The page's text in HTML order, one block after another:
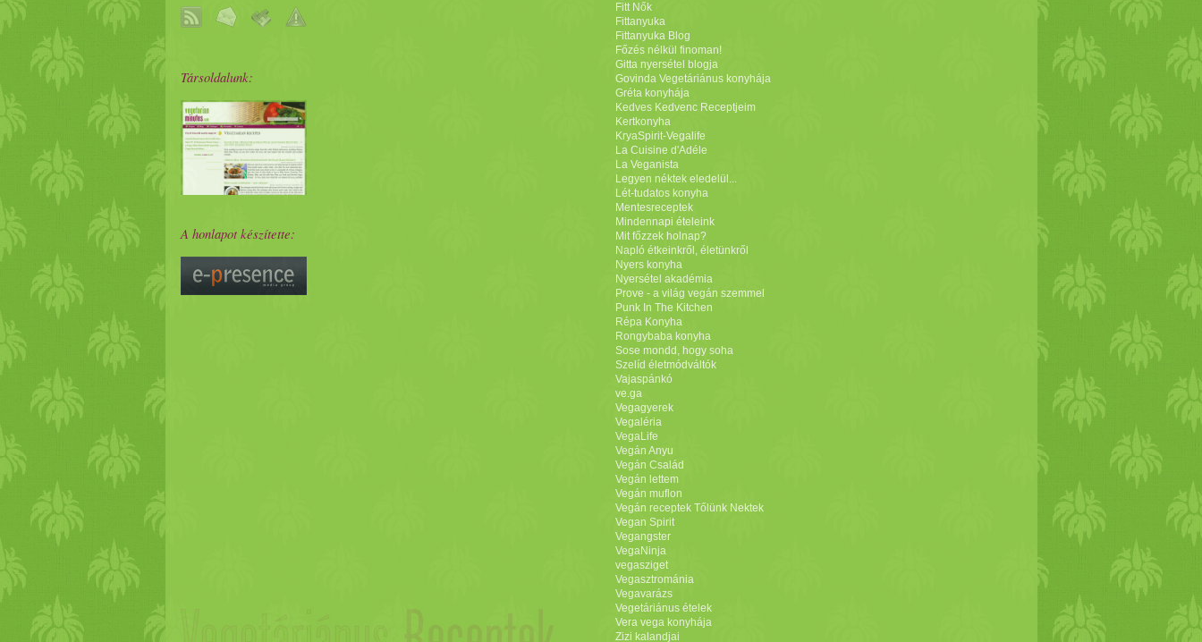
Társoldalunk:
A honlapot készítette:
Fitt Nők
Fittanyuka
Fittanyuka Blog
Főzés nélkül finoman!
Gitta nyersétel blogja
Govinda Vegetáriánus konyhája
Gréta konyhája
Kedves Kedvenc Receptjeim
Kertkonyha
KryaSpirit-Vegalife
La Cuisine d'Adéle
La Veganista
Legyen néktek eledelül...
Lét-tudatos konyha
Mentesreceptek
Mindennapi ételeink
Mit főzzek holnap?
Napló étkeinkről, életünkről
Nyers konyha
Nyersétel akadémia
Prove - a világ vegán szemmel
Punk In The Kitchen
Répa Konyha
Rongybaba konyha
Sose mondd, hogy soha
Szelíd életmódváltók
Vajaspánkó
ve.ga
Vegagyerek
Vegaléria
VegaLife
Vegán Anyu
Vegán Család
Vegán lettem
Vegán muflon
Vegán receptek Tőlünk Nektek
Vegan Spirit
Vegangster
VegaNinja
vegasziget
Vegasztrománia
Vegavarázs
Vegetáriánus ételek
Vera vega konyhája
Zizi kalandjai